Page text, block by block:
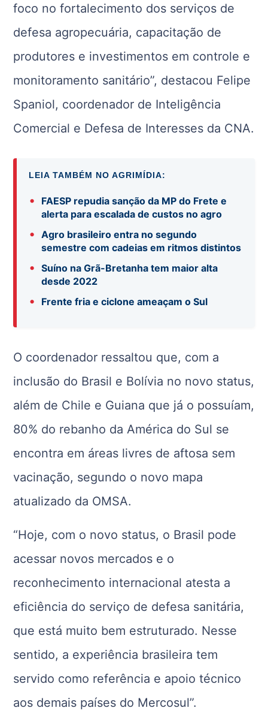
foco no fortalecimento dos serviços de
defesa agropecuária, capacitação de
produtores e investimentos em controle e
monitoramento sanitário”, destacou Felipe
Spaniol, coordenador de Inteligência
Comercial e Defesa de Interesses da CNA.
LEIA TAMBÉM NO AGRIMÍDIA:
•
FAESP repudia sanção da MP do Frete e
alerta para escalada de custos no agro
•
Agro brasileiro entra no segundo
semestre com cadeias em ritmos distintos
•
Suíno na Grã-Bretanha tem maior alta
desde 2022
• Frente fria e ciclone ameaçam o Sul
O coordenador ressaltou que, com a
inclusão do Brasil e Bolívia no novo status,
além de Chile e Guiana que já o possuíam,
80% do rebanho da América do Sul se
encontra em áreas livres de aftosa sem
vacinação, segundo o novo mapa
atualizado da OMSA.
“Hoje, com o novo status, o Brasil pode
acessar novos mercados e o
reconhecimento internacional atesta a
eficiência do serviço de defesa sanitária,
que está muito bem estruturado. Nesse
sentido, a experiência brasileira tem
servido como referência e apoio técnico
aos demais países do Mercosul”.